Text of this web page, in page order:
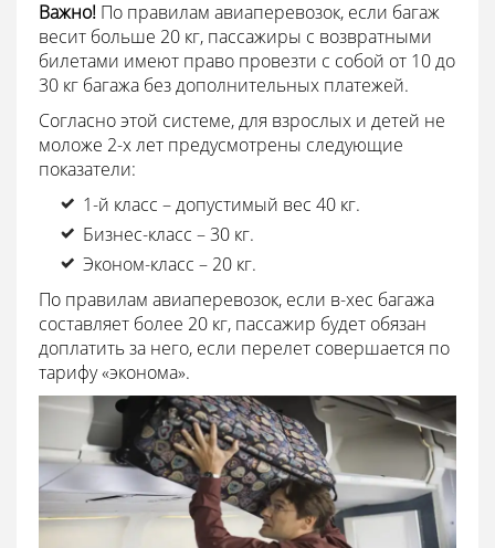
Важно! По правилам авиаперевозок, если багаж
весит больше 20 кг, пассажиры с возвратными
билетами имеют право провезти с собой от 10 до
30 кг багажа без дополнительных платежей.
Согласно этой системе, для взрослых и детей не
моложе 2-х лет предусмотрены следующие
показатели:
1-й класс – допустимый вес 40 кг.
Бизнес-класс – 30 кг.
Эконом-класс – 20 кг.
По правилам авиаперевозок, если в-хес багажа
составляет более 20 кг, пассажир будет обязан
доплатить за него, если перелет совершается по
тарифу «эконома».